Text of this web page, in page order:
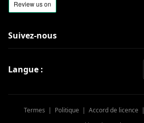
Suivez-nous
Langue :
Termes | Politique | Accord de licence |